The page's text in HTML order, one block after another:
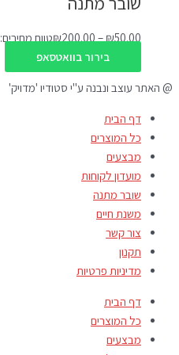
₪50.00
–
₪200.00 טווח מחירים: ⁦₪50.00⁩ עד ⁦₪200.00⁩
בירור בוואטסאפ
@ האתר עוצב ונבנה ע"י סטודיו 'מדויק'
דף הבית
כל המוצרים
מבצעים
מועדון לקוחות
שובר מתנה
משנת חיים
צור קשר
תקנון
מדיניות פרטיות
דף הבית
כל המוצרים
מבצעים